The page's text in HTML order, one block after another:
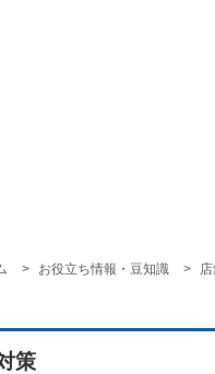
お役立ち情報・豆知識
策